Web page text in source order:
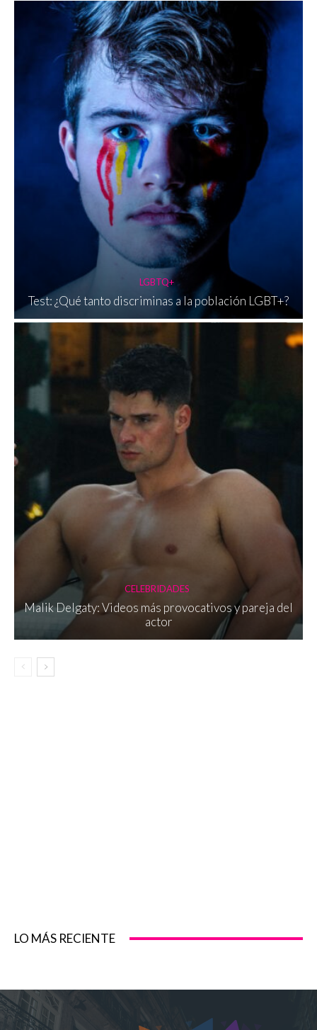
LGBTQ+
Test: ¿Qué tanto discriminas a la población LGBT+?
CELEBRIDADES
Malik Delgaty: Videos más provocativos y pareja del
actor
LO MÁS RECIENTE